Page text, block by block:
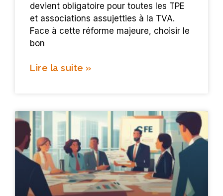
devient obligatoire pour toutes les TPE
et associations assujetties à la TVA.
Face à cette réforme majeure, choisir le
bon
Lire la suite »